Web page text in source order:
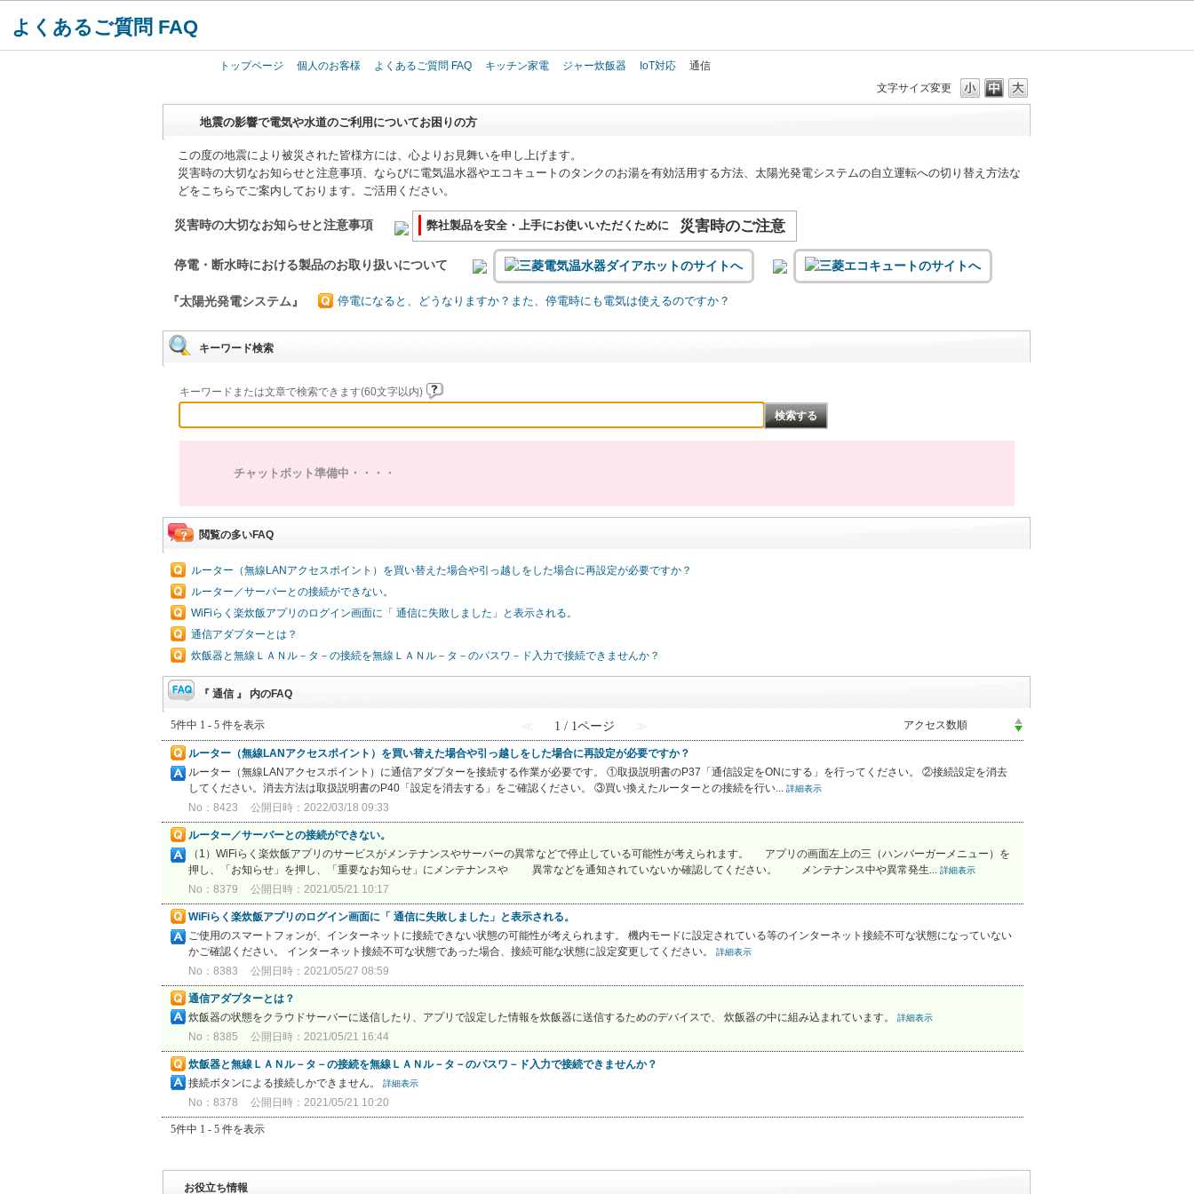
よくあるご質問 FAQ
トップページ 個人のお客様 よくあるご質問 FAQ キッチン家電 ジャー炊飯器 IoT対応
通信
文字サイズ変更
地震の影響で電気や水道のご利用についてお困りの方
この度の地震により被災された皆様方には、心よりお見舞いを申し上げます。
災害時の大切なお知らせと注意事項、ならびに電気温水器やエコキュートのタンクのお湯を有効活用する方法、太陽光発電システムの自立運転への切り替え方法な
どをこちらでご案内しております。ご活用ください。
災害時の大切なお知らせと注意事項 弊社製品を安全・上手にお使いいただくために 災害時のご注意
停電・断水時における製品のお取り扱いについて
『太陽光発電システム』 停電になると、どうなりますか？また、停電時にも電気は使えるのですか？
キーワード検索
キーワードまたは文章で検索できます(60文字以内)
チャットボット準備中・・・・
閲覧の多いFAQ
ルーター（無線LANアクセスポイント）を買い替えた場合や引っ越しをした場合に再設定が必要ですか？
ルーター／サーバーとの接続ができない。
WiFiらく楽炊飯アプリのログイン画面に「 通信に失敗しました」と表示される。
通信アダプターとは？
炊飯器と無線ＬＡＮル－タ－の接続を無線ＬＡＮル－タ－のパスワ－ド入力で接続できませんか？
『 通信 』 内のFAQ
5件中 1 - 5 件を表示 ≪ 1 / 1ページ ≫
ルーター（無線LANアクセスポイント）を買い替えた場合や引っ越しをした場合に再設定が必要ですか？
ルーター（無線LANアクセスポイント）に通信アダプターを接続する作業が必要です。 ①取扱説明書のP37「通信設定をONにする」を行ってください。 ②接続設定を消去
してください。消去方法は取扱説明書のP40「設定を消去する」をご確認ください。 ③買い換えたルーターとの接続を行い... 詳細表示
No：8423 公開日時：2022/03/18 09:33
ルーター／サーバーとの接続ができない。
（1）WiFiらく楽炊飯アプリのサービスがメンテナンスやサーバーの異常などで停止している可能性が考えられます。 アプリの画面左上の三（ハンバーガーメニュー）を
押し、「お知らせ」を押し、「重要なお知らせ」にメンテナンスや 異常などを通知されていないか確認してください。 メンテナンス中や異常発生... 詳細表示
No：8379 公開日時：2021/05/21 10:17
WiFiらく楽炊飯アプリのログイン画面に「 通信に失敗しました」と表示される。
ご使用のスマートフォンが、インターネットに接続できない状態の可能性が考えられます。 機内モードに設定されている等のインターネット接続不可な状態になっていない
かご確認ください。 インターネット接続不可な状態であった場合、接続可能な状態に設定変更してください。
詳細表示
No：8383 公開日時：2021/05/27 08:59
通信アダプターとは？
炊飯器の状態をクラウドサーバーに送信したり、アプリで設定した情報を炊飯器に送信するためのデバイスで、 炊飯器の中に組み込まれています。
詳細表示
No：8385 公開日時：2021/05/21 16:44
炊飯器と無線ＬＡＮル－タ－の接続を無線ＬＡＮル－タ－のパスワ－ド入力で接続できませんか？
接続ボタンによる接続しかできません。
詳細表示
No：8378 公開日時：2021/05/21 10:20
5件中 1 - 5 件を表示
お役立ち情報